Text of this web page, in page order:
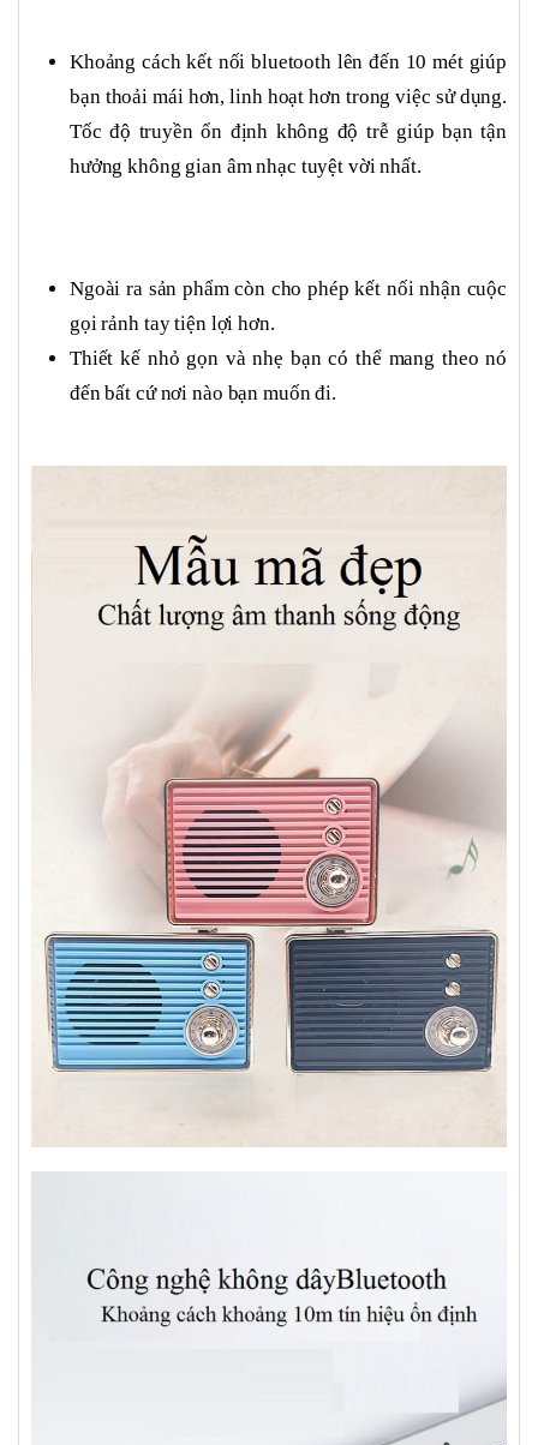
Khoảng cách kết nối bluetooth lên đến 10 mét giúp
bạn thoải mái hơn, linh hoạt hơn trong việc sử dụng.
Tốc độ truyền ổn định không độ trễ giúp bạn tận
hưởng không gian âm nhạc tuyệt vời nhất.
Ngoài ra sản phẩm còn cho phép kết nối nhận cuộc
gọi rảnh tay tiện lợi hơn.
Thiết kế nhỏ gọn và nhẹ bạn có thể mang theo nó
đến bất cứ nơi nào bạn muốn đi.